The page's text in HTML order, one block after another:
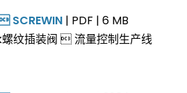
SCREWIN | PDF | 6 MB
纹插装阀  流量控制生产线